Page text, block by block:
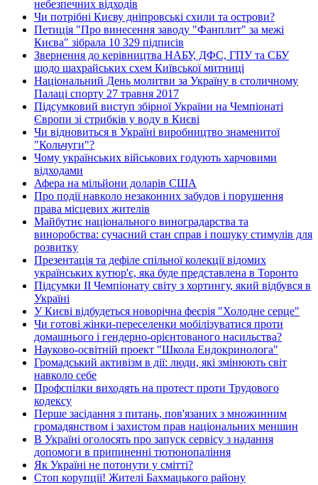
небезпечних відходів
Чи потрібні Києву дніпровські схили та острови?
Петиція "Про винесення заводу "Фанплит" за межі
Києва" зібрала 10 329 підписів
Звернення до керівництва НАБУ, ДФС, ГПУ та СБУ
щодо шахрайських схем Київської митниці
Національний День молитви за Україну в столичному
Палаці спорту 27 травня 2017
Підсумковий виступ збірної України на Чемпіонаті
Європи зі стрибків у воду в Києві
Чи відновиться в Україні виробництво знаменитої
"Кольчуги"?
Чому українських військових годують харчовими
відходами
Афера на мільйони доларів США
Про події навколо незаконних забудов і порушення
права місцевих жителів
Майбутнє національного виноградарства та
виноробства: сучасний стан справ і пошуку стимулів для
розвитку
Презентація та дефіле спільної колекції відомих
українських кутюр'є, яка буде представлена в Торонто
Підсумки ІІ Чемпіонату світу з хортингу, який відбувся в
Україні
У Києві відбудеться новорічна феєрія "Холодне серце"
Чи готові жінки-переселенки мобілізуватися проти
домашнього і гендерно-орієнтованого насильства?
Науково-освітній проект "Школа Ендокринолога"
Громадський активізм в дії: люди, які змінюють світ
навколо себе
Профспілки виходять на протест проти Трудового
кодексу
Перше засідання з питань, пов'язаних з множинним
громадянством і захистом прав національних меншин
В Україні оголосять про запуск сервісу з надання
допомоги в припиненні тютюнопаління
Як Україні не потонути у смітті?
Стоп корупції! Жителі Бахмацького району